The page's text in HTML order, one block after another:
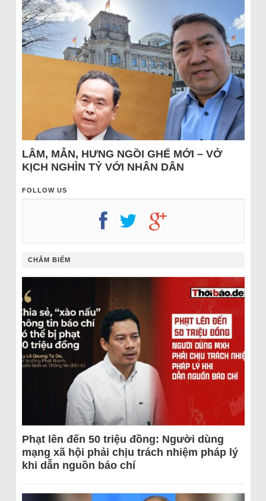
LÂM, MẪN, HƯNG NGỒI GHẾ MỚI – VỞ
KỊCH NGHÌN TỶ VỚI NHÂN DÂN
FOLLOW US
CHÂM BIẾM
Phạt lên đến 50 triệu đồng: Người dùng
mạng xã hội phải chịu trách nhiệm pháp lý
khi dẫn nguồn báo chí